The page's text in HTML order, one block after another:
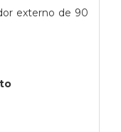
externo de 90